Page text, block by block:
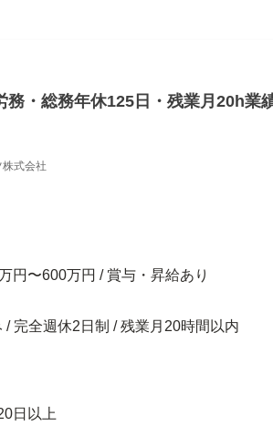
務・総務年休125日・残業月20h業
式会社
円〜600万円 / 賞与・昇給あり
/ 完全週休2日制 / 残業月20時間以内
日以上